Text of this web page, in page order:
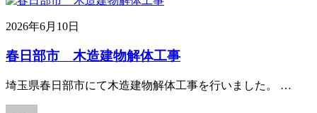
2026年6月10日
春日部市 木造建物解体工事
埼玉県春日部市にて木造建物解体工事を行いました。 …